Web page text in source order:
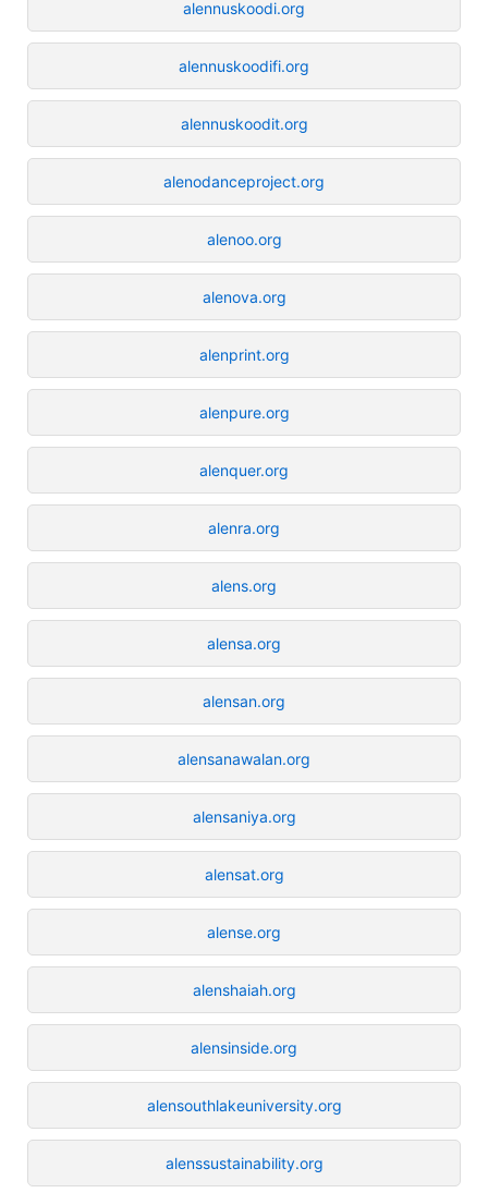
alennuskoodi.org
alennuskoodifi.org
alennuskoodit.org
alenodanceproject.org
alenoo.org
alenova.org
alenprint.org
alenpure.org
alenquer.org
alenra.org
alens.org
alensa.org
alensan.org
alensanawalan.org
alensaniya.org
alensat.org
alense.org
alenshaiah.org
alensinside.org
alensouthlakeuniversity.org
alenssustainability.org